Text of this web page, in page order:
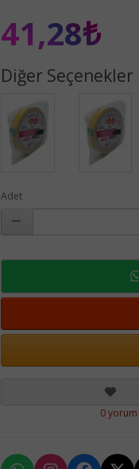
41,28₺
Diğer Seçenekler
Adet
0 yorum